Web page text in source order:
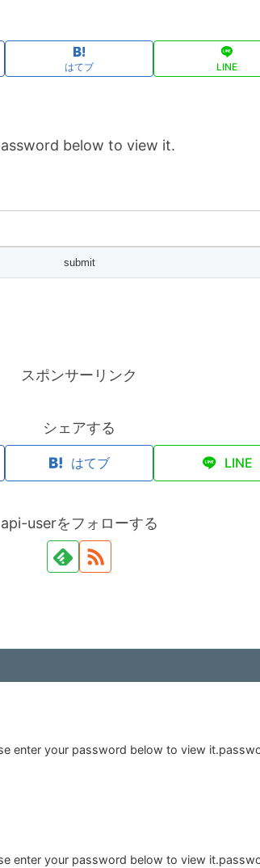
はてブ LINE
below to view it.
スポンサーリンク
シェアする
はてブ LINE
api-userをフォローする
enter your password below to view
enter your password below to view